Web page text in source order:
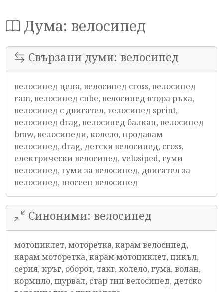
Дума: велосипед
Свързани думи: велосипед
велосипед цена, велосипед cross, велосипед
ram, велосипед cube, велосипед втора ръка,
велосипед с двигател, велосипед sprint,
велосипед drag, велосипед балкан, велосипед
bmw, велосипеди, колело, продавам
велосипед, drag, детски велосипед, cross,
електрически велосипед, velosiped, гуми
велосипед, гуми за велосипед, двигател за
велосипед, шосеен велосипед
Синоними: велосипед
мотоциклет, моторетка, карам велосипед,
карам моторетка, карам мотоциклет, цикъл,
серия, кръг, оборот, такт, колело, гума, волан,
кормило, щурвал, стар тип велосипед, детско